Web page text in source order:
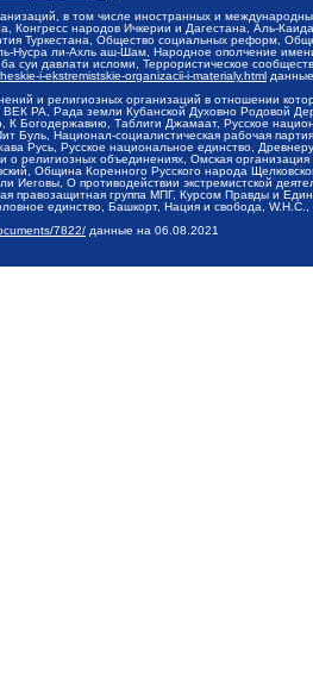
в том числе иностранных и
народов Ичкерии и Дагестана, Аль-
Туркестана, Общество социальных реформ,
Нусра ли-Ахль аш-Шам, Народное ополчение
суи давлати исломи, Террористическое
i-ekstremistskie-organizacii-i-materialy.html
и религиозных организаций в отношении
ВЕК РА, Рада земли Кубанской Духовно Родовой
К Богодержавию, Таблиги Джамаат, Русское
Буль, Национал-социалистическая рабочая
Русь, Русское национальное единство,
о религиозных объединениях, Омская
Община Коренного Русского народа
Иеговы, О противодействии экстремистской
группа МПГ, Курсом Правды и
единство, Башкорт, Нация и свобода,
7822/ данные на 06.08.2021